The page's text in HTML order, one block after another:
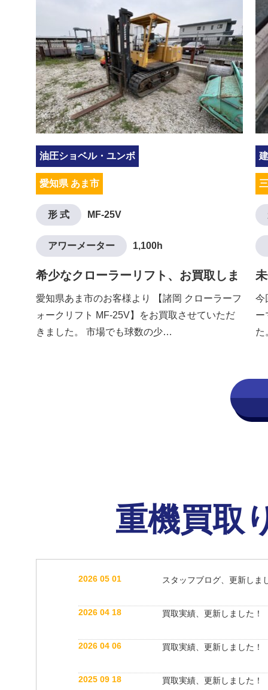
油圧ショベル・ユンボ
愛知県 あま市
形 式 MF-25V
アワーメーター 1,100h
希少なクローラーリフト、お買取しま
した。
愛知県あま市のお客様より 【諸岡 クローラーフ
ォークリフト MF-25V】をお買取させていただ
きました。 市場でも球数の少…
今
ー
た
重機買取
2026 05 01 スタッフブログ、更新しま
2026 04 18 買取実績、更新しました！
2026 04 06 買取実績、更新しました！
2025 09 18 買取実績、更新しました！